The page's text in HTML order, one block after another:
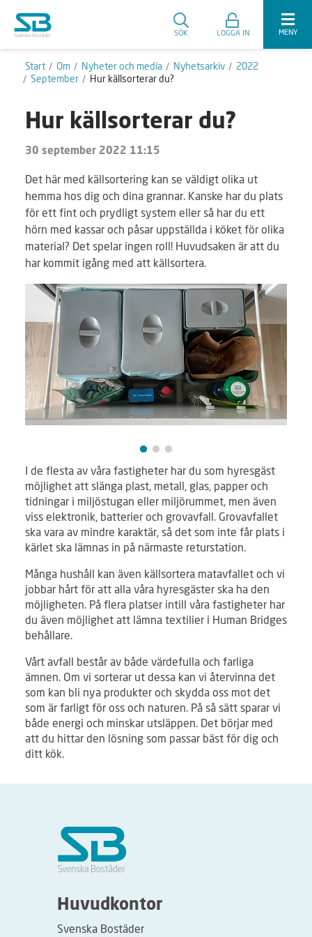
SÖK LOGGA IN MENY
Start Om Nyheter och media Nyhetsarkiv
2022
September
Hur källsorterar du?
Hur källsorterar du?
30 september 2022 11:15
Det här med källsortering kan se väldigt olika ut
hemma hos dig och dina grannar. Kanske har du plats
för ett fint och prydligt system eller så har du ett
hörn med kassar och påsar uppställda i köket för olika
material? Det spelar ingen roll! Huvudsaken är att du
har kommit igång med att källsortera.
I de flesta av våra fastigheter har du som hyresgäst
möjlighet att slänga plast, metall, glas, papper och
tidningar i miljöstugan eller miljörummet, men även
viss elektronik, batterier och grovavfall. Grovavfallet
ska vara av mindre karaktär, så det som inte får plats i
kärlet ska lämnas in på närmaste returstation.
Många hushåll kan även källsortera matavfallet och vi
jobbar hårt för att alla våra hyresgäster ska ha den
möjligheten. På flera platser intill våra fastigheter har
du även möjlighet att lämna textilier i Human Bridges
behållare.
Vårt avfall består av både värdefulla och farliga
ämnen. Om vi sorterar ut dessa kan vi återvinna det
som kan bli nya produkter och skydda oss mot det
som är farligt för oss och naturen. På så sätt sparar vi
både energi och minskar utsläppen. Det börjar med
att du hittar den lösning som passar bäst för dig och
ditt kök.
Huvudkontor
Svenska Bostäder